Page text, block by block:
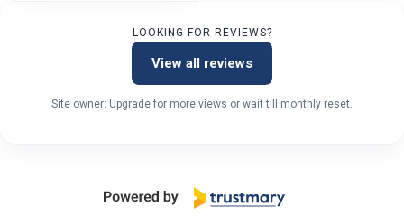
LOOKING FOR REVIEWS?
View all reviews
Site owner: Upgrade for more views or wait till monthly reset.